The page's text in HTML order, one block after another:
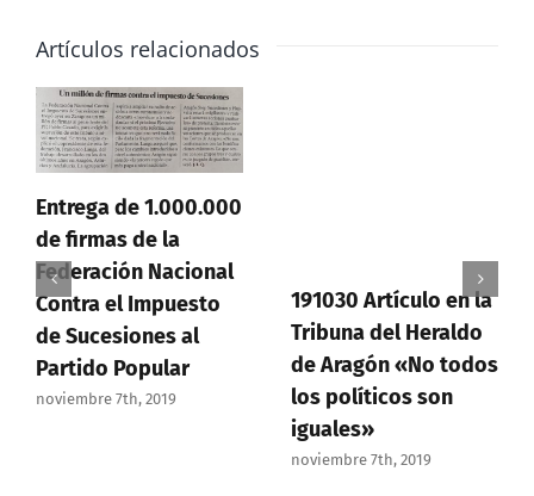
Artículos relacionados
Entrega de 1.000.000
de firmas de la
Federación Nacional
Contra el Impuesto
de Sucesiones al
Partido Popular
noviembre 7th, 2019
191030 Artículo en la
Tribuna del Heraldo
de Aragón «No todos
los políticos son
iguales»
noviembre 7th, 2019